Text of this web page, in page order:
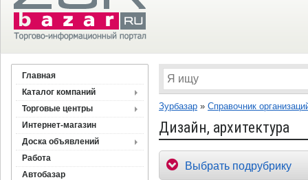
Главная
Каталог компаний
Торговые центры
Интернет-магазин
Доска объявлений
Работа
Автобазар
Зурбазар » Справочник
Дизайн, архитектура
Выбрать подрубрику